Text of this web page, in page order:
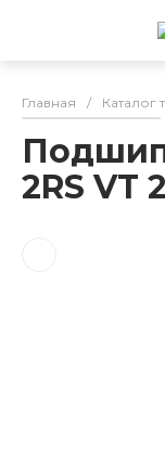
Главная / Каталог
2RS VT